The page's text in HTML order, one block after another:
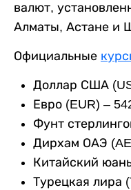
валют,
Алматы, Астане и
Официальные
Доллар США
Евро (EUR) –
Фунт
Дирхам ОАЭ
Китайский
Турецкая лира